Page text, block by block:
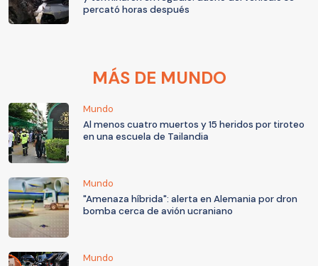
percató horas después
MÁS DE MUNDO
Mundo
Al menos cuatro muertos y 15 heridos por tiroteo
en una escuela de Tailandia
Mundo
"Amenaza híbrida": alerta en Alemania por dron
bomba cerca de avión ucraniano
Mundo